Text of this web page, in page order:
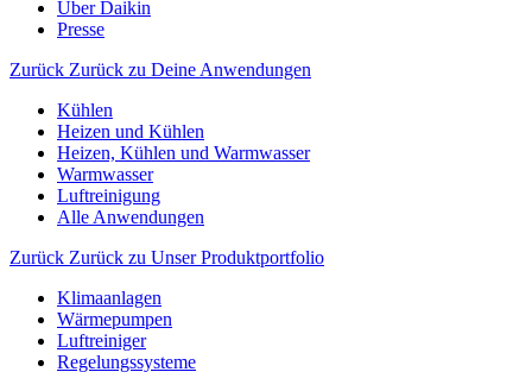
Über Daikin
Presse
Zurück Zurück zu Deine Anwendungen
Kühlen
Heizen und Kühlen
Heizen, Kühlen und Warmwasser
Warmwasser
Luftreinigung
Alle Anwendungen
Zurück Zurück zu Unser Produktportfolio
Klimaanlagen
Wärmepumpen
Luftreiniger
Regelungssysteme